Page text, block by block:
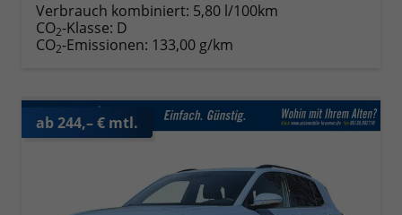
Verbrauch kombiniert: 5,80 l/100km
CO2-Klasse: D
CO2-Emissionen: 133,00 g/km
ab 244,– € mtl.